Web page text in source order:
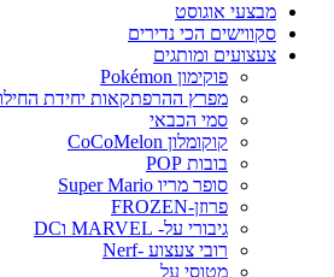
מבצעי אוגוסט
סקווישים הכי נדירים
צעצועים ומותגים
פוקימון Pokémon
מפרץ ההרפתקאות יחידת החילוץ
סמי הכבאי
קוקומלון CoCoMelon
בובות POP
סופר מריו Super Mario
פרוזן-FROZEN
גיבורי על- MARVEL וDC
רובי צעצוע -Nerf
מטוסי על